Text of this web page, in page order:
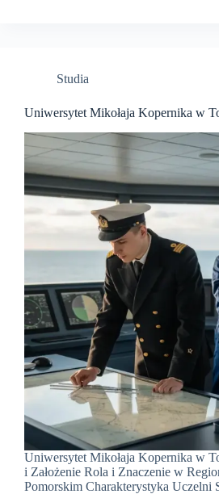
Studia
Uniwersytet Mikołaja Kopernika w
Uniwersytet Mikołaja Kopernika w
i Założenie Rola i Znaczenie w
Pomorskim Charakterystyka Uczelni